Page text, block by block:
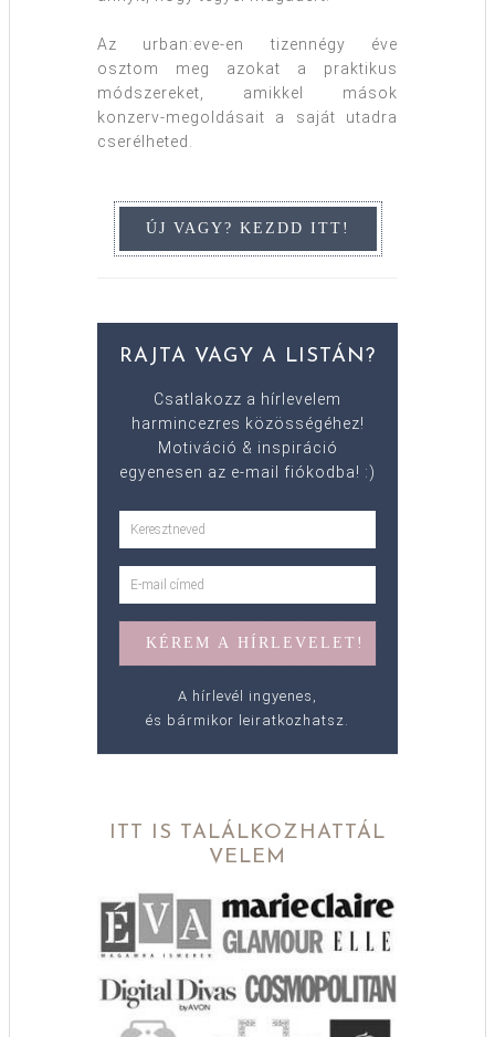
Az urban:eve-en tizennégy éve
osztom meg azokat a praktikus
módszereket, amikkel mások
konzerv-megoldásait a saját utadra
cserélheted.
RAJTA VAGY A LISTÁN?
Csatlakozz a hírlevelem
harmincezres közösségéhez!
Motiváció & inspiráció
egyenesen az e-mail fiókodba! :)
A hírlevél ingyenes,
és bármikor leiratkozhatsz.
ITT IS TALÁLKOZHATTÁL
VELEM